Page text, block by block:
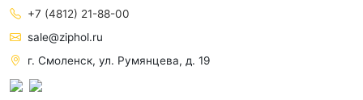
+7 (4812) 21-88-00
sale@ziphol.ru
г. Смоленск, ул. Румянцева, д. 19